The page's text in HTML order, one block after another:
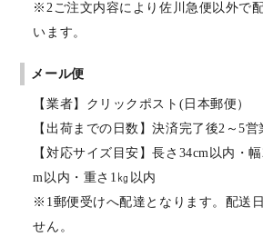
※2ご注文内容により佐川急便以外で
います。
メール便
【業者】クリックポスト(日本郵便）
【出荷までの日数】決済完了後2～5営
【対応サイズ目安】長さ34cm以内・
m以内・重さ1㎏以内
※1郵便受けへ配達となります。配送
せん。